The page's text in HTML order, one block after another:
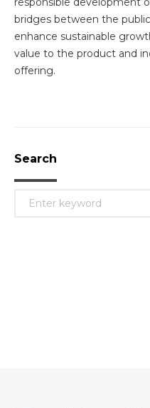
bridges between the
enhance sustainable
value to the product and
offering.
Search